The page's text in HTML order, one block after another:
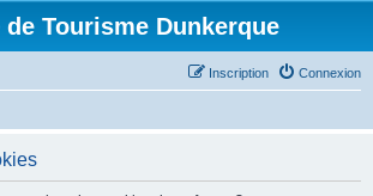
Tourisme Dunkerque
Connexion
Inscription